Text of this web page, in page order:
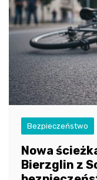
Bezpieczeństwo
Nowa
Bierzglin z